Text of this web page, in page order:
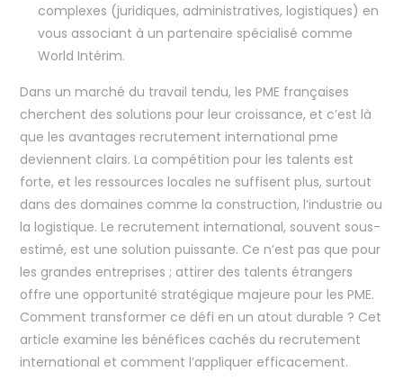
complexes (juridiques, administratives, logistiques) en
vous associant à un partenaire spécialisé comme
World Intérim.
Dans un marché du travail tendu, les PME françaises
cherchent des solutions pour leur croissance, et c’est là
que les avantages recrutement international pme
deviennent clairs. La compétition pour les talents est
forte, et les ressources locales ne suffisent plus, surtout
dans des domaines comme la construction, l’industrie ou
la logistique. Le recrutement international, souvent sous-
estimé, est une solution puissante. Ce n’est pas que pour
les grandes entreprises ; attirer des talents étrangers
offre une opportunité stratégique majeure pour les PME.
Comment transformer ce défi en un atout durable ? Cet
article examine les bénéfices cachés du recrutement
international et comment l’appliquer efficacement.